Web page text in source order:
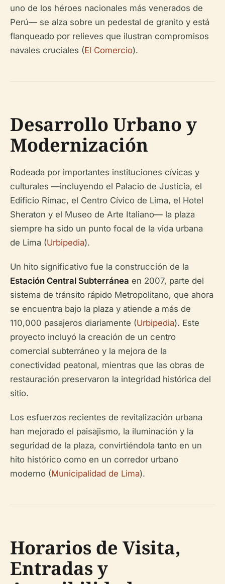
uno de los héroes nacionales más venerados de
Perú— se alza sobre un pedestal de granito y está
flanqueado por relieves que ilustran compromisos
navales cruciales (El Comercio).
Desarrollo Urbano y
Modernización
Rodeada por importantes instituciones cívicas y
culturales —incluyendo el Palacio de Justicia, el
Edificio Rímac, el Centro Cívico de Lima, el Hotel
Sheraton y el Museo de Arte Italiano— la plaza
siempre ha sido un punto focal de la vida urbana
de Lima (Urbipedia).
Un hito significativo fue la construcción de la
Estación Central Subterránea en 2007, parte del
sistema de tránsito rápido Metropolitano, que ahora
se encuentra bajo la plaza y atiende a más de
110,000 pasajeros diariamente (Urbipedia). Este
proyecto incluyó la creación de un centro
comercial subterráneo y la mejora de la
conectividad peatonal, mientras que las obras de
restauración preservaron la integridad histórica del
sitio.
Los esfuerzos recientes de revitalización urbana
han mejorado el paisajismo, la iluminación y la
seguridad de la plaza, convirtiéndola tanto en un
hito histórico como en un corredor urbano
moderno (Municipalidad de Lima).
Horarios de Visita,
Entradas y